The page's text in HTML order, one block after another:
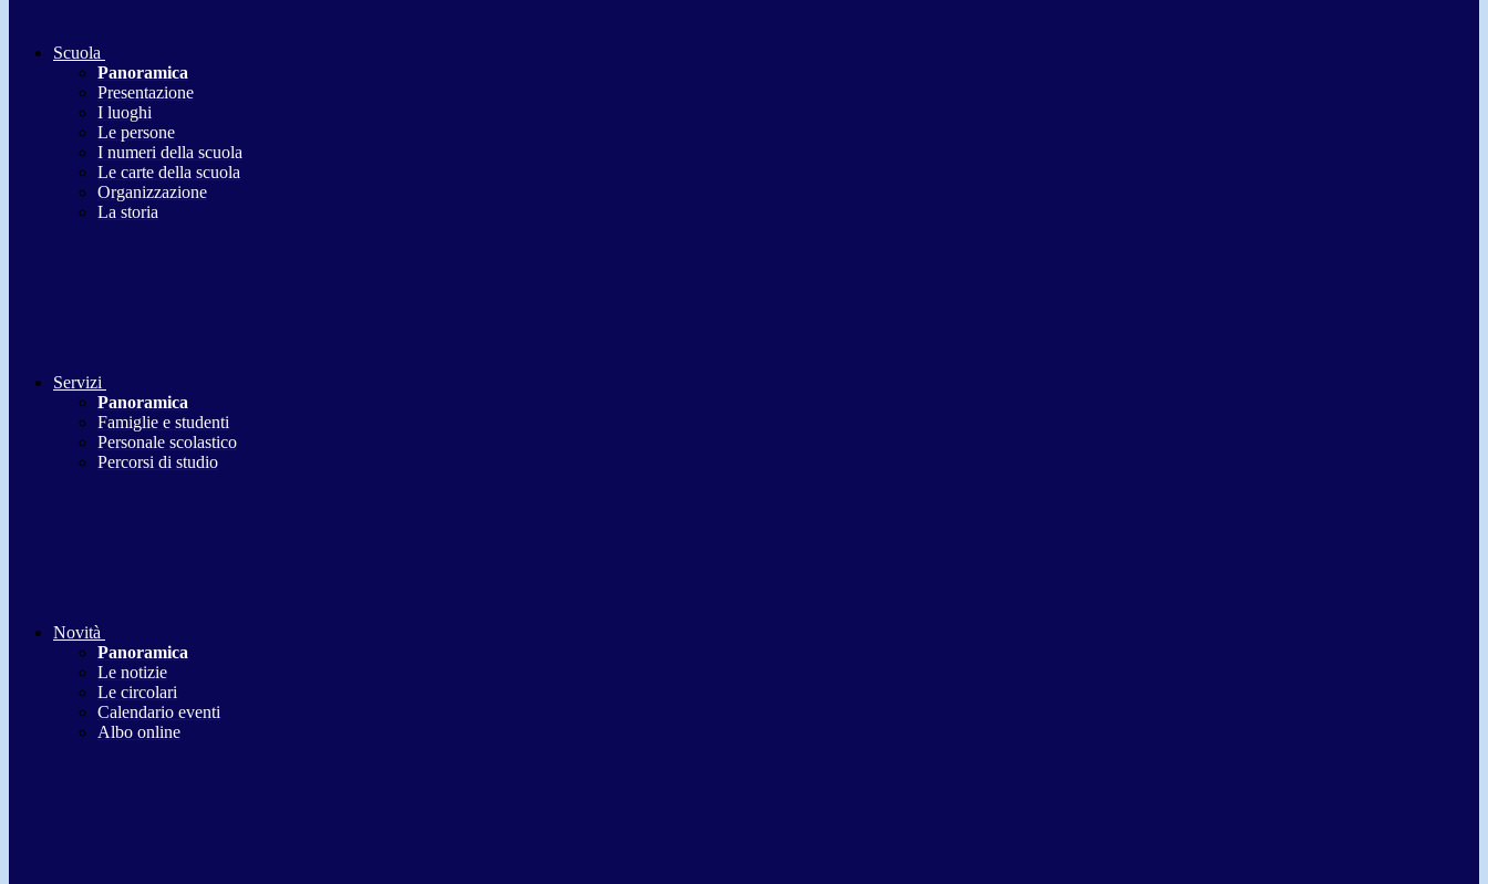
Scuola
Panoramica
Presentazione
I luoghi
Le persone
I numeri della scuola
Le carte della scuola
Organizzazione
La storia
Servizi
Panoramica
Famiglie e studenti
Personale scolastico
Percorsi di studio
Novità
Panoramica
Le notizie
Le circolari
Calendario eventi
Albo online